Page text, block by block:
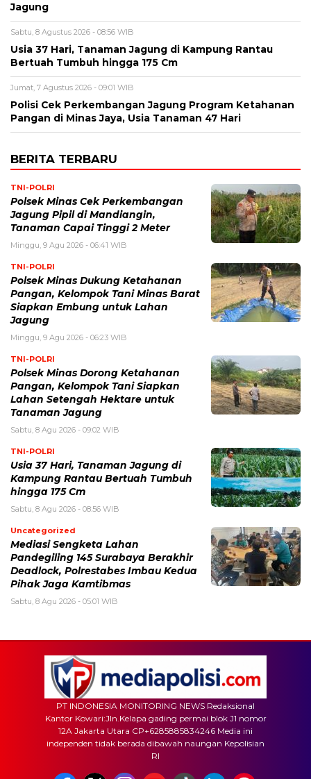
Jagung
Sabtu, 8 Agustus 2026 - 08:56 WIB
Usia 37 Hari, Tanaman Jagung di Kampung Rantau
Bertuah Tumbuh hingga 175 Cm
Jumat, 7 Agustus 2026 - 09:01 WIB
Polisi Cek Perkembangan Jagung Program Ketahanan
Pangan di Minas Jaya, Usia Tanaman 47 Hari
BERITA TERBARU
TNI-POLRI
Polsek Minas Cek Perkembangan
Jagung Pipil di Mandiangin,
Tanaman Capai Tinggi 2 Meter
Minggu, 9 Agu 2026 - 06:41 WIB
TNI-POLRI
Polsek Minas Dukung Ketahanan
Pangan, Kelompok Tani Minas Barat
Siapkan Embung untuk Lahan
Jagung
Minggu, 9 Agu 2026 - 06:23 WIB
TNI-POLRI
Polsek Minas Dorong Ketahanan
Pangan, Kelompok Tani Siapkan
Lahan Setengah Hektare untuk
Tanaman Jagung
Sabtu, 8 Agu 2026 - 09:02 WIB
TNI-POLRI
Usia 37 Hari, Tanaman Jagung di
Kampung Rantau Bertuah Tumbuh
hingga 175 Cm
Sabtu, 8 Agu 2026 - 08:56 WIB
Uncategorized
Mediasi Sengketa Lahan
Pandegiling 145 Surabaya Berakhir
Deadlock, Polrestabes Imbau Kedua
Pihak Jaga Kamtibmas
Sabtu, 8 Agu 2026 - 05:01 WIB
PT INDONESIA MONITORING NEWS Redaksional
Kantor Kowari:Jln.Kelapa gading permai blok J1 nomor
12A Jakarta Utara CP+6285885834246 Media ini
independen tidak berada dibawah naungan Kepolisian
RI